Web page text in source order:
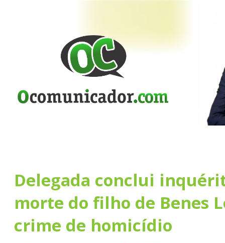
Delegada conclui
morte do filho de Benes
crime de homicídio